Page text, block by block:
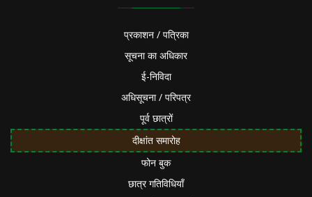
प्रकाशन / पत्रिका
सूचना का अधिकार
ई-निविदा
अधिसूचना / परिपत्र
पूर्व छात्रों
दीक्षांत समारोह
फोन बुक
छात्र गतिविधियाँ